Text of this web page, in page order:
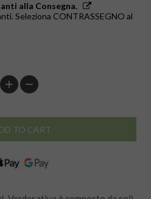
alla Consegna.
Seleziona CONTRASSEGNO al
TO CART